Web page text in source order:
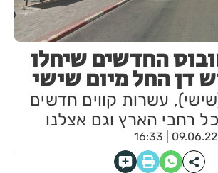
החדשים שיחלו
דן החל מיום שישי
עשרות קווים חדשים
רחבי הארץ וגם אצלנו
09.06.22 | 16:33